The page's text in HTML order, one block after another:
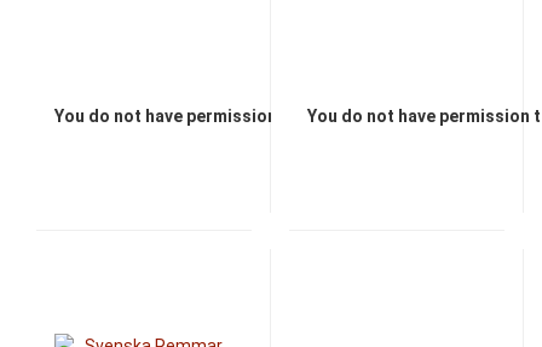
You do not have permission to view the prices
You do not have permission